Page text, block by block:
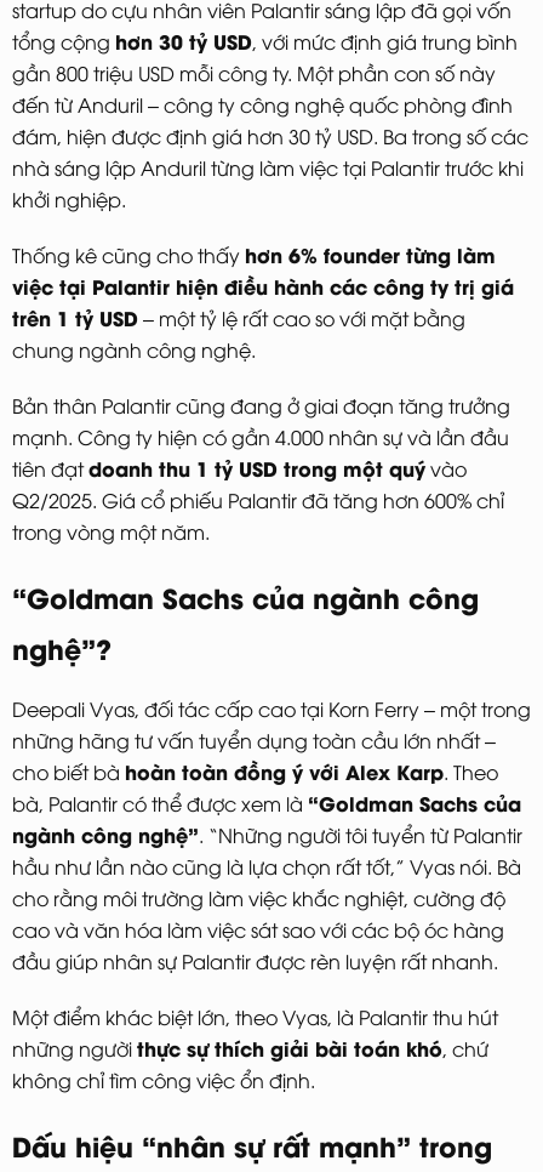
startup do cựu nhân viên Palantir sáng lập đã gọi vốn
tổng cộng hơn 30 tỷ USD, với mức định giá trung bình
gần 800 triệu USD mỗi công ty. Một phần con số này
đến từ Anduril – công ty công nghệ quốc phòng đình
đám, hiện được định giá hơn 30 tỷ USD. Ba trong số các
nhà sáng lập Anduril từng làm việc tại Palantir trước khi
khởi nghiệp.
Thống kê cũng cho thấy hơn 6% founder từng làm
việc tại Palantir hiện điều hành các công ty trị giá
trên 1 tỷ USD– một tỷ lệ rất cao so với mặt bằng
chung ngành công nghệ.
Bản thân Palantir cũng đang ở giai đoạn tăng trưởng
mạnh. Công ty hiện có gần 4.000 nhân sự và lần đầu
tiên đạtdoanh thu 1 tỷ USD trong một quývào
Q2/2025. Giá cổ phiếu Palantir đã tăng hơn 600% chỉ
trong vòng một năm.
“Goldman Sachs của ngành công
nghệ”?
Deepali Vyas, đối tác cấp cao tại Korn Ferry – một trong
những hãng tư vấn tuyển dụng toàn cầu lớn nhất –
cho biết bà hoàn toàn đồng ý với Alex Karp. Theo
bà, Palantir có thể được xem là “Goldman Sachs của
ngành công nghệ”. “Những người tôi tuyển từ Palantir
hầu như lần nào cũng là lựa chọn rất tốt,” Vyas nói. Bà
cho rằng môi trường làm việc khắc nghiệt, cường độ
cao và văn hóa làm việc sát sao với các bộ óc hàng
đầu giúp nhân sự Palantir được rèn luyện rất nhanh.
Một điểm khác biệt lớn, theo Vyas, là Palantir thu hút
những ngườithực sự thích giải bài toán khó, chứ
không chỉ tìm công việc ổn định.
Dấu hiệu “nhân sự rất mạnh” trong